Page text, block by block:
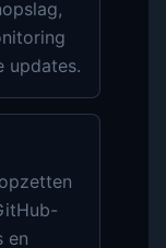
updates.
en